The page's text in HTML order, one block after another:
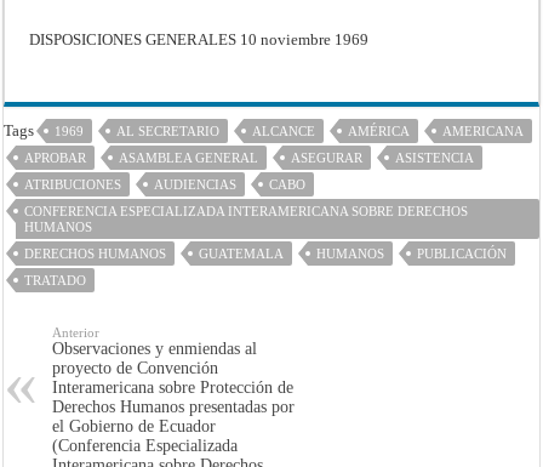
DISPOSICIONES GENERALES 10 noviembre 1969
Tags 1969 AL SECRETARIO ALCANCE AMÉRICA
AMERICANA
APROBAR
ASAMBLEA GENERAL ASEGURAR
ASISTENCIA
ATRIBUCIONES
AUDIENCIAS
CABO
CONFERENCIA ESPECIALIZADA INTERAMERICANA SOBRE DERECHOS
HUMANOS
DERECHOS HUMANOS
GUATEMALA HUMANOS
PUBLICACIÓN
TRATADO
Anterior
Observaciones y enmiendas al
proyecto de Convención
Interamericana sobre Protección de
Derechos Humanos presentadas por
el Gobierno de Ecuador
(Conferencia Especializada